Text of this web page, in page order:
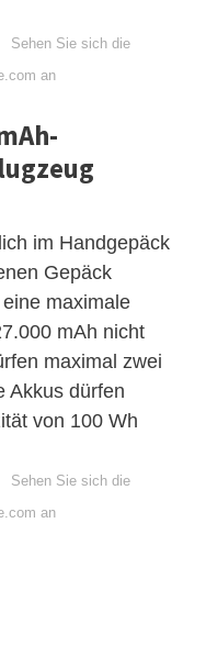
Sehen Sie sich die
an
im Handgepäck
Gepäck
maximale
mAh nicht
maximal zwei
Akkus dürfen
von 100 Wh
Sehen Sie sich die
an